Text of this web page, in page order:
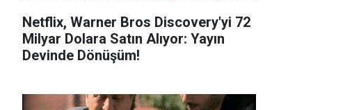
Netflix, Warner Bros Discovery'yi 72
Milyar Dolara Satın Alıyor: Yayın
Devinde Dönüşüm!